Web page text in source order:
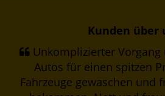
Kunden über
Unkomplizierter Vorgang
Autos für einen spitzen
Fahrzeuge gewaschen und